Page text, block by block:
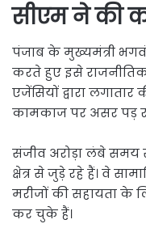
सीएम ने की
पंजाब के मुख्यमंत्री
करते हुए इसे राजनीतिक
एजेंसियों द्वारा
कामकाज पर असर पड़
संजीव अरोड़ा लंबे समय
क्षेत्र से जुड़े रहे हैं। वे
मरीजों की सहायता के
कर चुके हैं।